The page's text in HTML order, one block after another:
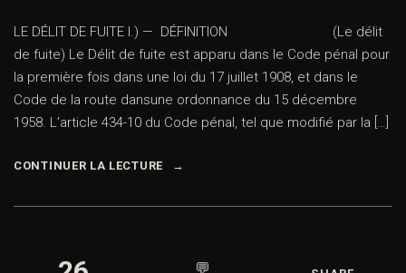
LE DÉLIT DE FUITE I.) — DÉFINITION (Le délit
de fuite) Le Délit de fuite est apparu dans le Code pénal pour
la première fois dans une loi du 17 juillet 1908, et dans le
Code de la route dansune ordonnance du 15 décembre
1958. L’article 434-10 du Code pénal, tel que modifié par la […]
CONTINUER LA LECTURE
💬